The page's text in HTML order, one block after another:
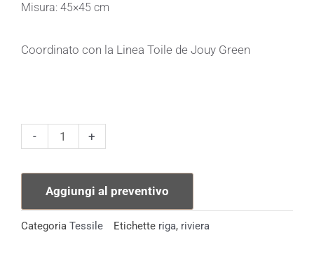
Misura: 45×45 cm
Coordinato con la Linea Toile de Jouy Green
-
Tovagliolo
Menta
quantità
+
Aggiungi al preventivo
Categoria Tessile Etichette riga, riviera